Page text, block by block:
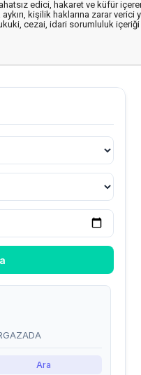
edici, hakaret ve küfür
kişilik haklarına zarar verici
cezai, idari sorumluluk